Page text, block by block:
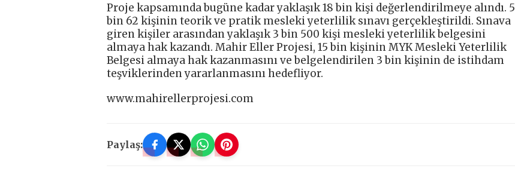
Proje kapsamında bugüne kadar yaklaşık 18 bin kişi değerlendirilmeye alındı. 5
bin 62 kişinin teorik ve pratik mesleki yeterlilik sınavı gerçekleştirildi. Sınava
giren kişiler arasından yaklaşık 3 bin 500 kişi mesleki yeterlilik belgesini
almaya hak kazandı. Mahir Eller Projesi, 15 bin kişinin MYK Mesleki Yeterlilik
Belgesi almaya hak kazanmasını ve belgelendirilen 3 bin kişinin de istihdam
teşviklerinden yararlanmasını hedefliyor.
www.mahirellerprojesi.com
Paylaş: